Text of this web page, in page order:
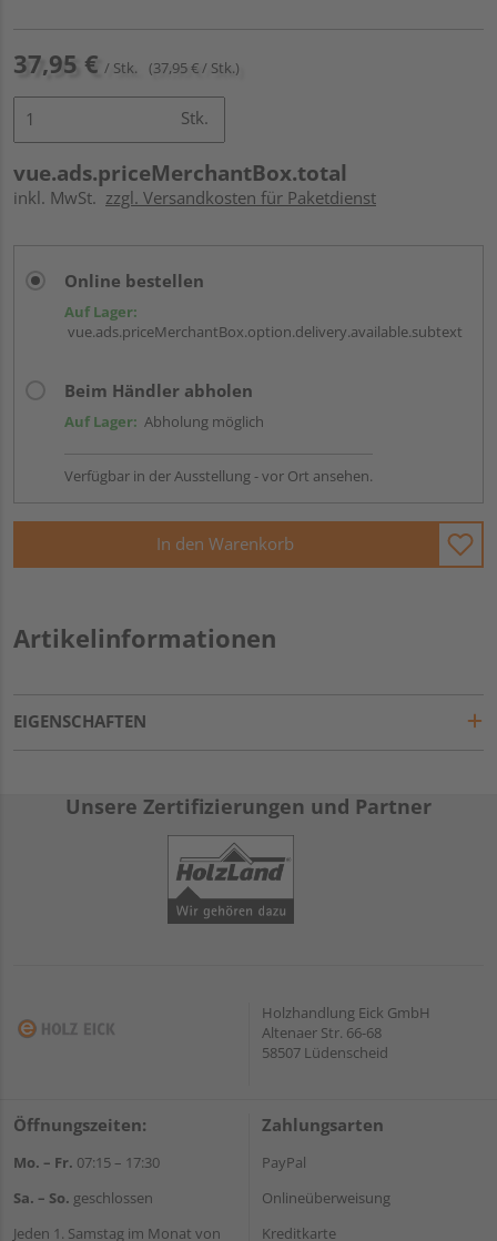
37,95 € / Stk. (37,95 € / Stk.)
Stk.
vue.ads.priceMerchantBox.total
inkl. MwSt. zzgl. Versandkosten für Paketdienst
Online bestellen
Auf Lager:
vue.ads.priceMerchantBox.option.delivery.available.subtext
Beim Händler abholen
Auf Lager: Abholung möglich
Verfügbar in der Ausstellung - vor Ort ansehen.
In den Warenkorb
Artikelinformationen
EIGENSCHAFTEN
Unsere Zertifizierungen und Partner
Holzhandlung Eick GmbH
Altenaer Str. 66-68
58507 Lüdenscheid
Öffnungszeiten:
Mo. – Fr. 07:15 – 17:30
Sa. – So. geschlossen
Jeden 1. Samstag im Monat von
Zahlungsarten
PayPal
Onlineüberweisung
Kreditkarte